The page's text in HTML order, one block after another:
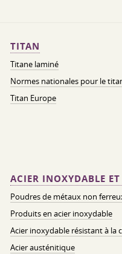
TITAN
Titane laminé
Normes nationales pour le
Titan Europe
ACIER INOXYDABLE
Poudres de métaux non
Produits en acier inoxydable
Acier inoxydable résistant à la
Acier austénitique